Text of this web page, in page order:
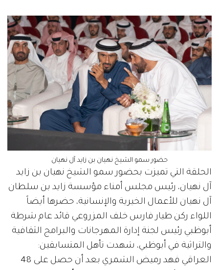
حضور سمو الشيخ نهيان بن زايد آل نهيان
الحلقة التي تميزت بحضور سمو الشيخ نهيان بن زايد
آل نهيان، رئيس مجلس أمناء مؤسسة زايد بن سلطان
آل نهيان للأعمال الخيرية والإنسانية، حضرها أيضاً
اللواء ركن طيار فارس خلف المزروعي قائد عام شرطة
أبوظبي رئيس لجنة إدارة المهرجانات والبرامج الثقافية
والتراثية في أبوظبي، شهدت تأهل المتسابقين:
العراقي فهد رميض الشمري بعد أن حصل على 48